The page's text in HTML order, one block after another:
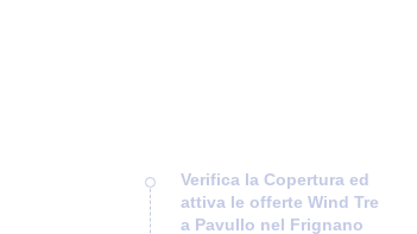
Verifica la Copertura ed
attiva le offerte Wind Tre
a Pavullo nel Frignano